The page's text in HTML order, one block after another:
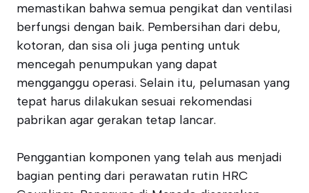
memastikan bahwa semua pengikat dan ventilasi
berfungsi dengan baik. Pembersihan dari debu,
kotoran, dan sisa oli juga penting untuk
mencegah penumpukan yang dapat
mengganggu operasi. Selain itu, pelumasan yang
tepat harus dilakukan sesuai rekomendasi
pabrikan agar gerakan tetap lancar.
Penggantian komponen yang telah aus menjadi
bagian penting dari perawatan rutin HRC